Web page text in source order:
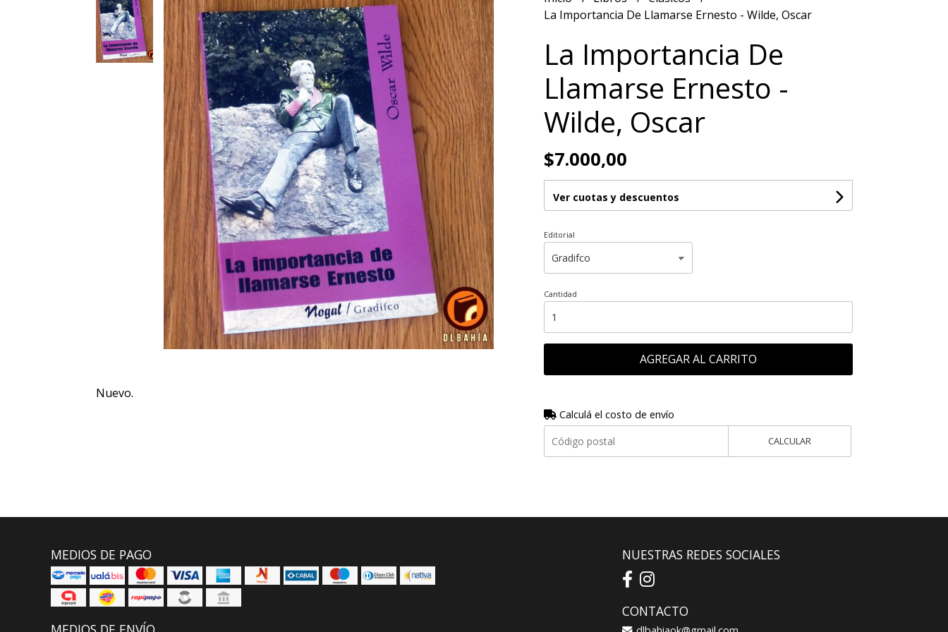
Nuevo.
La Importancia De Llamarse Ernesto - Wilde, Oscar
La Importancia De
Llamarse Ernesto -
Wilde, Oscar
$7.000,00
Ver cuotas y descuentos
Editorial
Cantidad
AGREGAR AL CARRITO
Calculá el costo de envío
CALCULAR
MEDIOS DE PAGO NUESTRAS REDES SOCIALES
CONTACTO